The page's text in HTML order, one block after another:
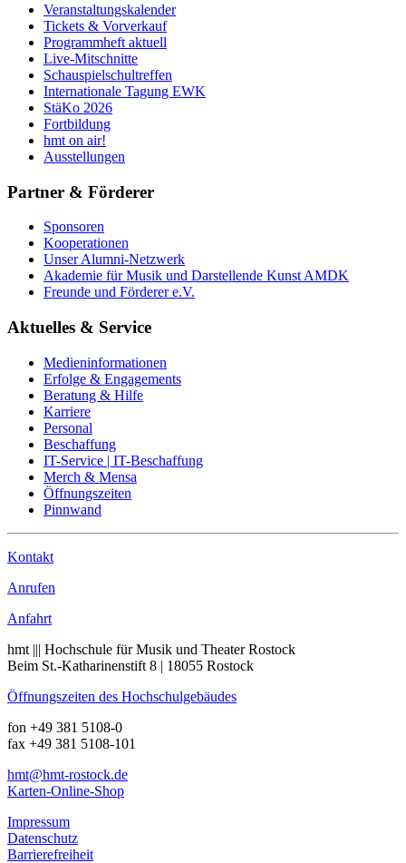
Veranstaltungskalender
Tickets & Vorverkauf
Programmheft aktuell
Live-Mitschnitte
Schauspielschultreffen
Internationale Tagung EWK
StäKo 2026
Fortbildung
hmt on air!
Ausstellungen
Partner & Förderer
Sponsoren
Kooperationen
Unser Alumni-Netzwerk
Akademie für Musik und Darstellende Kunst AMDK
Freunde und Förderer e.V.
Aktuelles & Service
Medieninformationen
Erfolge & Engagements
Beratung & Hilfe
Karriere
Personal
Beschaffung
IT-Service | IT-Beschaffung
Merch & Mensa
Öffnungszeiten
Pinnwand
Kontakt
Anrufen
Anfahrt
hmt ||| Hochschule für Musik und Theater Rostock
Beim St.-Katharinenstift 8 | 18055 Rostock
Öffnungszeiten des Hochschulgebäudes
fon +49 381 5108-0
fax +49 381 5108-101
hmt@hmt-rostock.de
Karten-Online-Shop
Impressum
Datenschutz
Barrierefreiheit